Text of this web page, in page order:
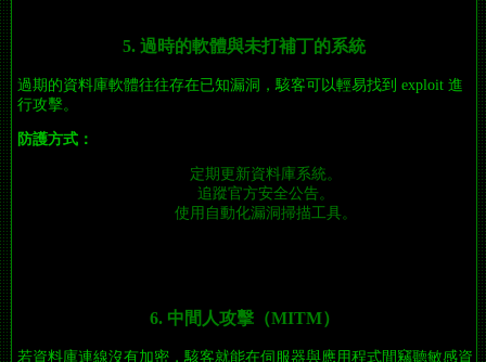
5. 過時的軟體與未打補丁的系統
過期的資料庫軟體往往存在已知漏洞，駭客可以輕易找到 exploit 進
行攻擊。
防護方式：
定期更新資料庫系統。
追蹤官方安全公告。
使用自動化漏洞掃描工具。
6. 中間人攻擊（MITM）
若資料庫連線沒有加密，駭客就能在伺服器與應用程式間竊聽敏感資